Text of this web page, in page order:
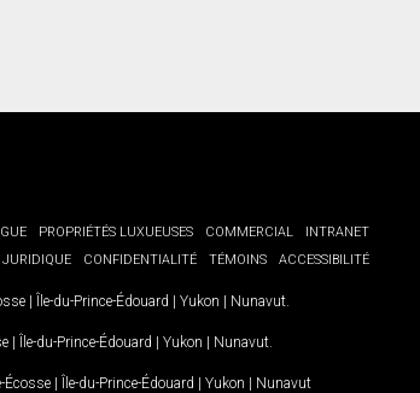
PROPRIÉTÉS LUXUEUSES COMMERCIAL
INTRANET
JURIDIQUE
CONFIDENTIALITÉ TÉMOINS ACCESSIBILITÉ
| Île-du-Prince-Édouard | Yukon | Nunavut
| Île-du-Prince-Édouard | Yukon | Nunavut
Écosse | Île-du-Prince-Édouard | Yukon | Nunavut